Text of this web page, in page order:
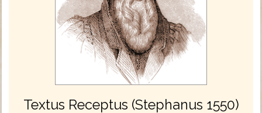
Textus Receptus (Stephanus 1550)